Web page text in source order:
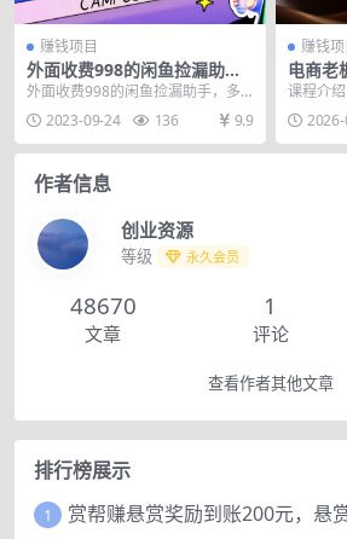
赚钱项目
外面收费998的闲鱼捡漏助
手，多种变现方法轻松月入60
外面收费998的闲鱼捡漏助手，多
种变现方法轻松月入6000+【采集
脚本+玩法教程...
2023-09-24 136 9.9
赚钱项
电商老
商管理
课程介
未来，
位逆势
作者信息
创业资源
等级 永久会员
48670
文章
1
评论
查看作者其他文章
排行榜展示
1